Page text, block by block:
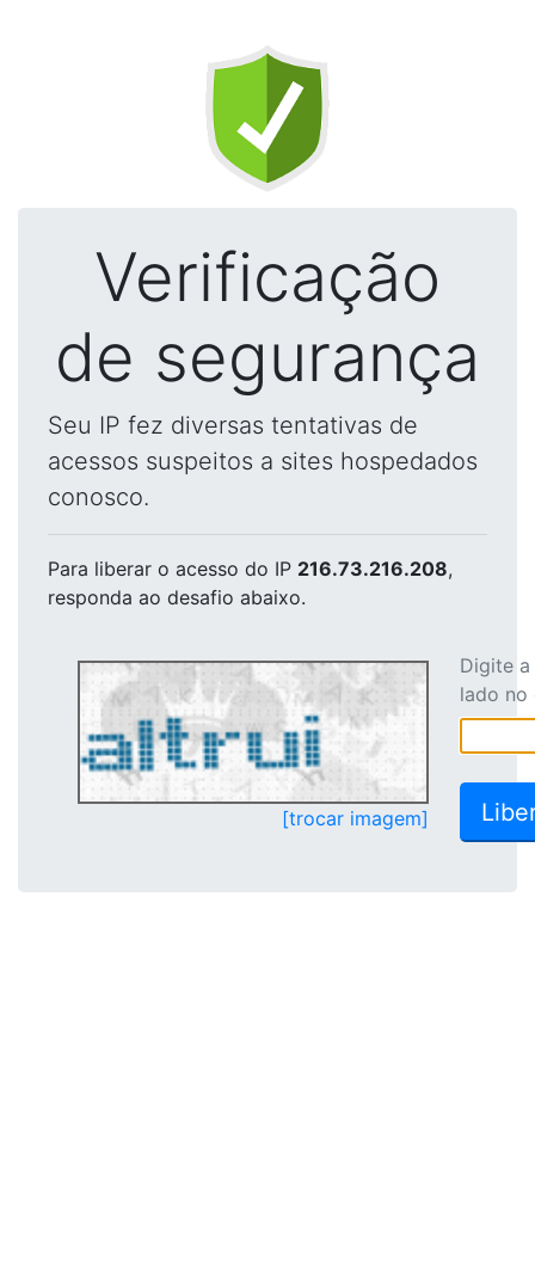
Verificação
de segurança
Seu IP fez diversas tentativas de
acessos suspeitos a sites hospedados
conosco.
Para liberar o acesso do IP 216.73.216.208,
responda ao desafio abaixo.
[trocar imagem]
Digite
lado no